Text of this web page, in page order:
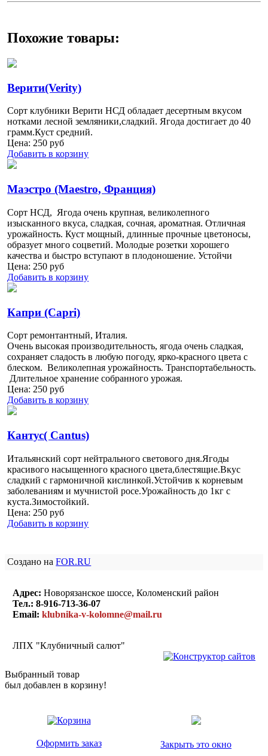
Похожие товары:
Верити(Verity)
Сорт клубники Верити НСД обладает десертным вкусом
нотками лесной земляники,сладкий. Ягода достигает до 40
грамм.Куст средний.
Цена: 250 руб
Добавить в корзину
Маэстро (Maestro, Франция)
Сорт НСД, Ягода очень крупная, великолепного
изысканного вкуса, сладкая, сочная, ароматная. Отличная
урожайность. Куст мощный, длинные прочные цветоносы,
образует много соцветий. Молодые розетки хорошего
качества и быстро вступают в плодоношение. Устойчи
Цена: 250 руб
Добавить в корзину
Капри (Capri)
Сорт ремонтантный, Италия.
Очень высокая производительность, ягода очень сладкая,
сохраняет сладость в любую погоду, ярко-красного цвета с
блеском. Великолепная урожайность. Транспортабельность.
Длительное хранение собранного урожая.
Цена: 250 руб
Добавить в корзину
Кантус( Cantus)
Итальянский сорт нейтрального светового дня.Ягоды
красивого насыщенного красного цвета,блестящие.Вкус
сладкий с гармоничной кислинкой.Устойчив к корневым
заболеваниям и мучнистой росе.Урожайность до 1кг с
куста.Зимостойкий.
Цена: 250 руб
Добавить в корзину
Создано наFOR.RU
Адрес: Новорязанское шоссе, Коломенский район
Тел.: 8-916-713-36-07
Email: klubnika-v-kolomne@mail.ru
ЛПХ "Клубничный салют"
Выбранный товар
был добавлен в корзину!
Оформить заказ Закрыть это окно